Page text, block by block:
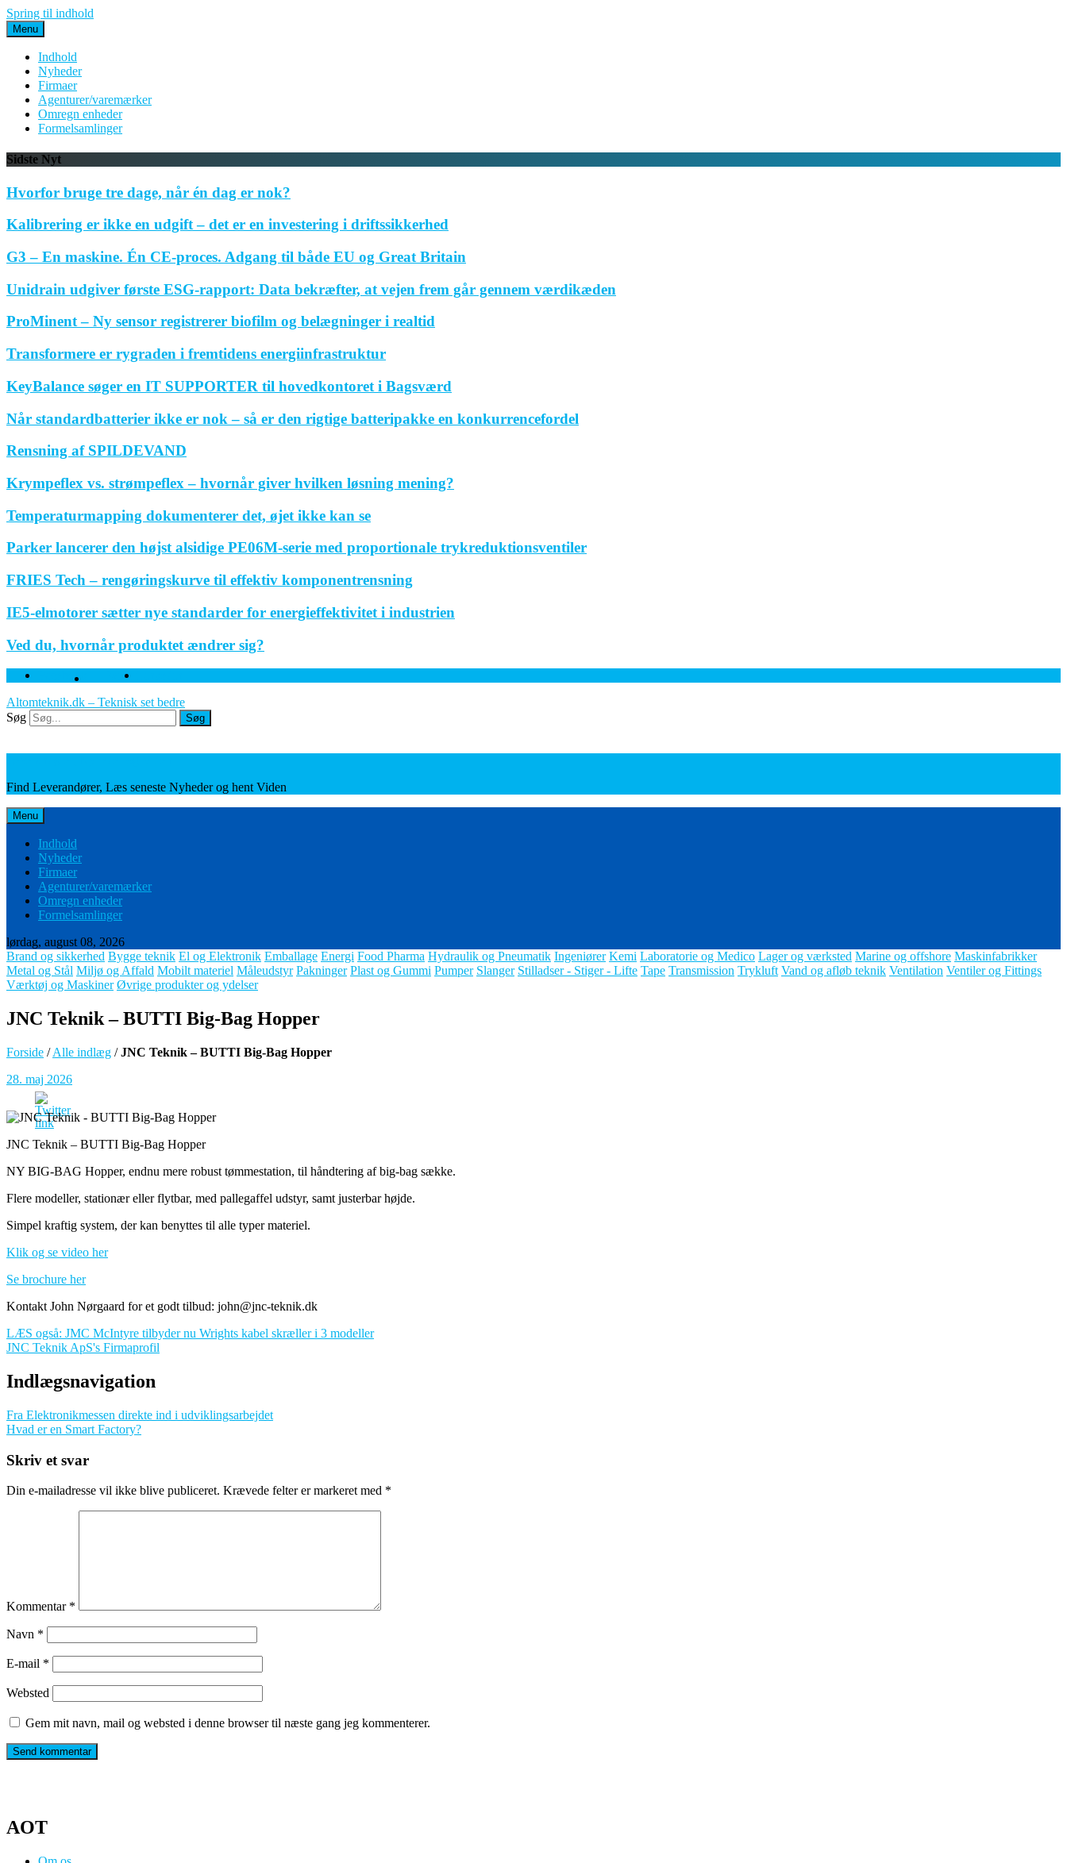
Spring til indhold
Menu
Indhold
Nyheder
Firmaer
Agenturer/varemærker
Omregn enheder
Formelsamlinger
Sidste Nyt
Hvorfor bruge tre dage, når én dag er nok?
Kalibrering er ikke en udgift – det er en investering i driftssikkerhed
G3 – En maskine. Én CE-proces. Adgang til både EU og Great Britain
Unidrain udgiver første ESG-rapport: Data bekræfter, at vejen frem går gennem værdikæden
ProMinent – Ny sensor registrerer biofilm og belægninger i realtid
Transformere er rygraden i fremtidens energiinfrastruktur
KeyBalance søger en IT SUPPORTER til hovedkontoret i Bagsværd
Når standardbatterier ikke er nok – så er den rigtige batteripakke en konkurrencefordel
Rensning af SPILDEVAND
Krympeflex vs. strømpeflex – hvornår giver hvilken løsning mening?
Temperaturmapping dokumenterer det, øjet ikke kan se
Parker lancerer den højst alsidige PE06M-serie med proportionale trykreduktionsventiler
FRIES Tech – rengøringskurve til effektiv komponentrensning
IE5-elmotorer sætter nye standarder for energieffektivitet i industrien
Ved du, hvornår produktet ændrer sig?
Facebook Twitter
Altomteknik.dk – Teknisk set bedre
Søg
Søg
Find Leverandører, Læs seneste Nyheder og hent Viden
Menu
Indhold
Nyheder
Firmaer
Agenturer/varemærker
Omregn enheder
Formelsamlinger
lørdag, august 08, 2026
Brand og sikkerhed Bygge teknik El og Elektronik Emballage Energi Food Pharma Hydraulik og Pneumatik Ingeniører Kemi Laboratorie og Medico Lager og værksted Marine og offshore Maskinfabrikker
Metal og Stål Miljø og Affald Mobilt materiel Måleudstyr Pakninger Plast og Gummi Pumper Slanger Stilladser - Stiger - Lifte Tape Transmission Trykluft Vand og afløb teknik Ventilation Ventiler og Fittings
Værktøj og Maskiner Øvrige produkter og ydelser
JNC Teknik – BUTTI Big-Bag Hopper
Forside /Alle indlæg /JNC Teknik – BUTTI Big-Bag Hopper
28. maj 2026
JNC Teknik – BUTTI Big-Bag Hopper
NY BIG-BAG Hopper, endnu mere robust tømmestation, til håndtering af big-bag sække.
Flere modeller, stationær eller flytbar, med pallegaffel udstyr, samt justerbar højde.
Simpel kraftig system, der kan benyttes til alle typer materiel.
Klik og se video her
Se brochure her
Kontakt John Nørgaard for et godt tilbud: john@jnc-teknik.dk
LÆS også: JMC McIntyre tilbyder nu Wrights kabel skræller i 3 modeller
JNC Teknik ApS's Firmaprofil
Indlægsnavigation
Fra Elektronikmessen direkte ind i udviklingsarbejdet
Hvad er en Smart Factory?
Skriv et svar
Din e-mailadresse vil ikke blive publiceret. Krævede felter er markeret med *
Kommentar *
Navn *
E-mail *
Websted
Gem mit navn, mail og websted i denne browser til næste gang jeg kommenterer.
AOT